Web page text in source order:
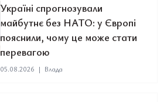
Україні спрогнозували
майбутнє без НАТО: у Європі
пояснили, чому це може стати
перевагою
05.08.2026 | Влада